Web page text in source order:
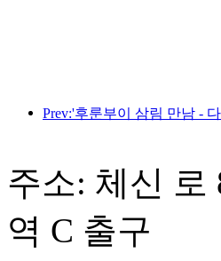
주소: 체신 로
역 C 출구